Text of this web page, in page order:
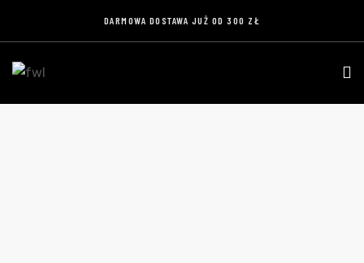
DARMOWA DOSTAWA JUŻ OD 300 ZŁ